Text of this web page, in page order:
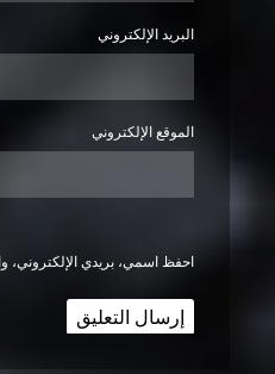
البريد الإلكتروني
الموقع الإلكتروني
احفظ اسمي، بريدي الإلكتروني،